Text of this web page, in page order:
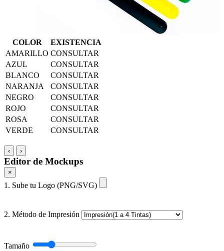
COLOR
EXISTENCIA
AMARILLO CONSULTAR
AZUL
CONSULTAR
BLANCO
CONSULTAR
NARANJA
CONSULTAR
NEGRO
CONSULTAR
ROJO
CONSULTAR
ROSA
CONSULTAR
VERDE
CONSULTAR
‹ ›
Editor de Mockups
×
1. Sube tu Logo (PNG/SVG)
2. Método de Impresión
Tamaño